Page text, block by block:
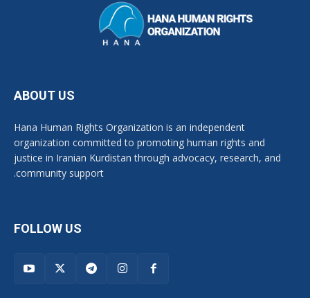
ABOUT US
Hana Human Rights Organization is an independent
organization committed to promoting human rights and
justice in Iranian Kurdistan through advocacy, research, and
community support.
FOLLOW US